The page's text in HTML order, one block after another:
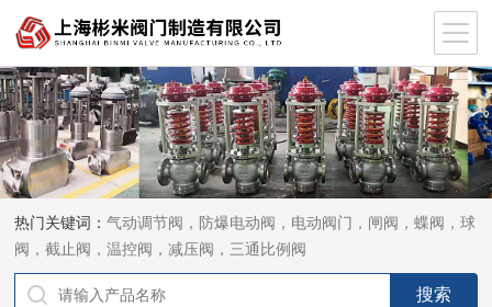
热门关键词：气动调节阀，防爆电动阀，电动阀门，闸阀，蝶阀，球
阀，截止阀，温控阀，减压阀，三通比例阀